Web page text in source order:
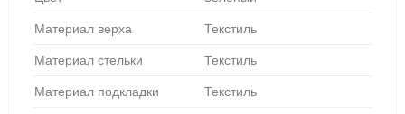
Материал верха Текстиль
Материал стельки Текстиль
Материал подкладки Текстиль